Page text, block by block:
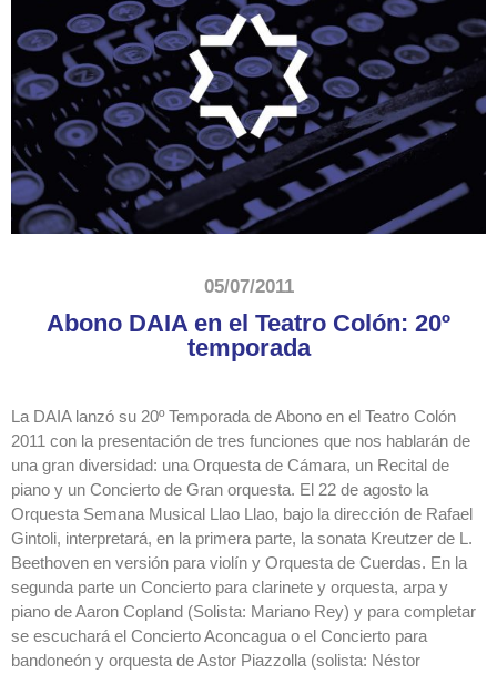
05/07/2011
Abono DAIA en el Teatro Colón: 20º
temporada
La DAIA lanzó su 20º Temporada de Abono en el Teatro Colón
2011 con la presentación de tres funciones que nos hablarán de
una gran diversidad: una Orquesta de Cámara, un Recital de
piano y un Concierto de Gran orquesta. El 22 de agosto la
Orquesta Semana Musical Llao Llao, bajo la dirección de Rafael
Gintoli, interpretará, en la primera parte, la sonata Kreutzer de L.
Beethoven en versión para violín y Orquesta de Cuerdas. En la
segunda parte un Concierto para clarinete y orquesta, arpa y
piano de Aaron Copland (Solista: Mariano Rey) y para completar
se escuchará el Concierto Aconcagua o el Concierto para
bandoneón y orquesta de Astor Piazzolla (solista: Néstor